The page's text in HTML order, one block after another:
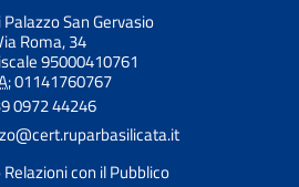
San Gervasio
Roma, 34
95000410761
01141760767
0972 44246
con il Pubblico